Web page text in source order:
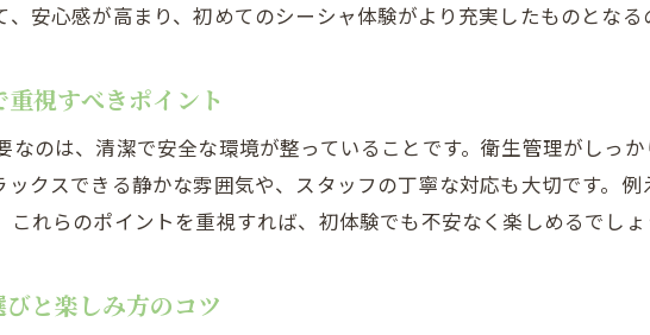
口コミで得るシーシャカフェの法的情報
シーシャカフェ利用者のリアルな口コミまとめ
シーシャカフェのリアルな口コミから学ぶ
利用者が語るシーシャの魅力と注意点
安心感が高まり、初めてのシーシャ体験がより充実したものとなる
視すべきポイント
なのは、清潔で安全な環境が整っていることです。衛生管理がしっ
ックスできる静かな雰囲気や、スタッフの丁寧な対応も大切です。
れらのポイントを重視すれば、初体験でも不安なく楽しめるでしょ
と楽しみ方のコツ